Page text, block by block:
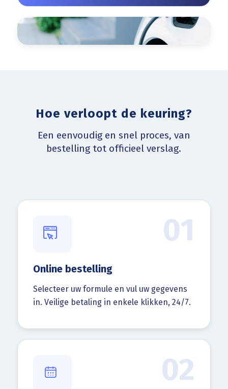
Hoe verloopt de keuring?
Een eenvoudig en snel proces, van
bestelling tot officieel verslag.
01
Online bestelling
Selecteer uw formule en vul uw gegevens
in. Veilige betaling in enkele klikken, 24/7.
02